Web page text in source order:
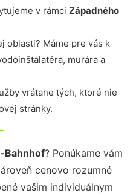
v rámci Západného
oblasti? Máme pre vás k
murára a
vrátane tých, ktoré nie
stránky.
Bahnhof? Ponúkame vám
cenovo rozumné
vašim individuálnym